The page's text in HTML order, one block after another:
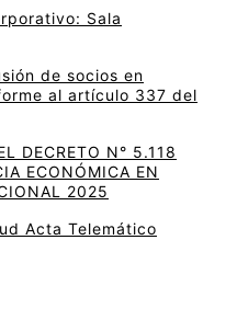
Sala
de socios en
al artículo 337 del
DECRETO N° 5.118
ECONÓMICA EN
2025
Acta Telemático